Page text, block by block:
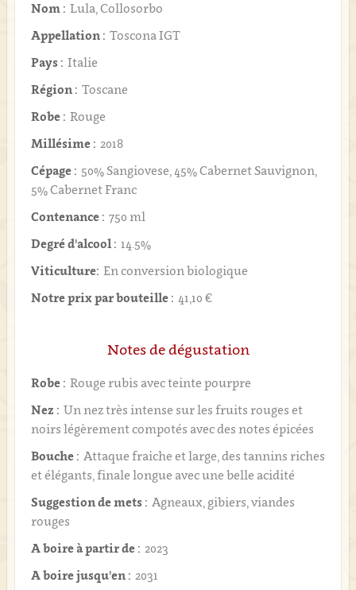
Nom : Lula, Collosorbo
Appellation : Toscona IGT
Pays : Italie
Région : Toscane
Robe : Rouge
Millésime : 2018
Cépage : 50% Sangiovese, 45% Cabernet Sauvignon,
5% Cabernet Franc
Contenance : 750 ml
Degré d'alcool : 14.5%
Viticulture: En conversion biologique
Notre prix par bouteille : 41,10 €
Notes de dégustation
Robe : Rouge rubis avec teinte pourpre
Nez : Un nez très intense sur les fruits rouges et
noirs légèrement compotés avec des notes épicées
Bouche : Attaque fraiche et large, des tannins riches
et élégants, finale longue avec une belle acidité
Suggestion de mets : Agneaux, gibiers, viandes
rouges
A boire à partir de : 2023
A boire jusqu'en : 2031